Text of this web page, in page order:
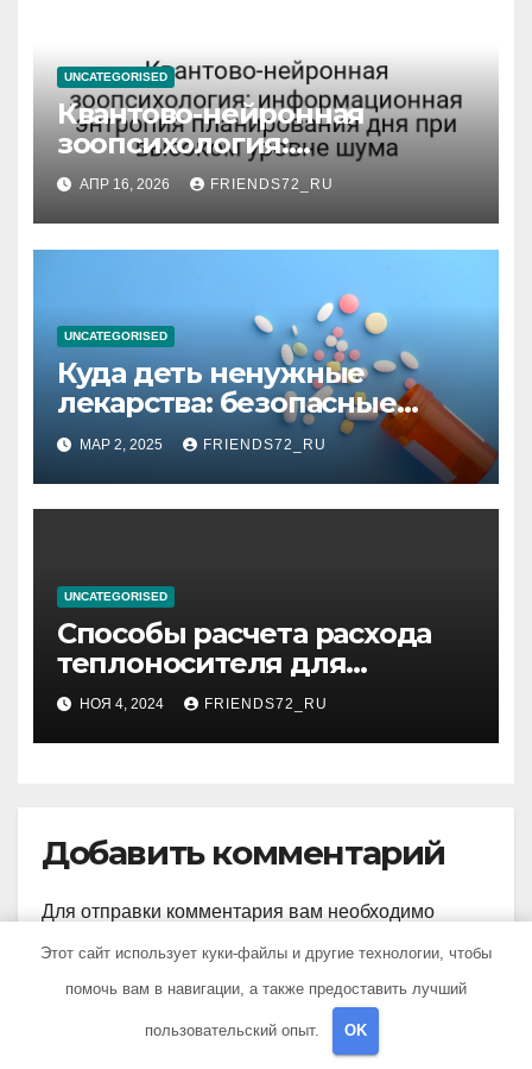
UNCATEGORISED
Квантово-нейронная
зоопсихология:
информационная энтропия
планирования дня при
высоком уровне шума
АПР 16, 2026 FRIENDS72_RU
UNCATEGORISED
Куда деть ненужные
лекарства: безопасные
способы утилизации
МАР 2, 2025 FRIENDS72_RU
UNCATEGORISED
Способы расчета расхода
теплоносителя для
системы отопления
НОЯ 4, 2024 FRIENDS72_RU
Добавить комментарий
Для отправки комментария вам необходимо
авторизоваться.
Этот сайт использует куки-файлы и другие технологии, чтобы
помочь вам в навигации, а также предоставить лучший
пользовательский опыт. OK